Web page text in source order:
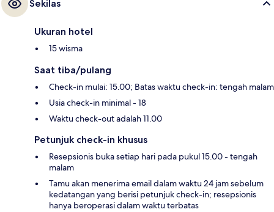
Sekilas
Ukuran hotel
15 wisma
Saat tiba/pulang
Check-in mulai: 15.00; Batas waktu check-in: tengah malam
Usia check-in minimal - 18
Waktu check-out adalah 11.00
Petunjuk check-in khusus
Resepsionis buka setiap hari pada pukul 15.00 - tengah
malam
Tamu akan menerima email dalam waktu 24 jam sebelum
kedatangan yang berisi petunjuk check-in; resepsionis
hanya beroperasi dalam waktu terbatas